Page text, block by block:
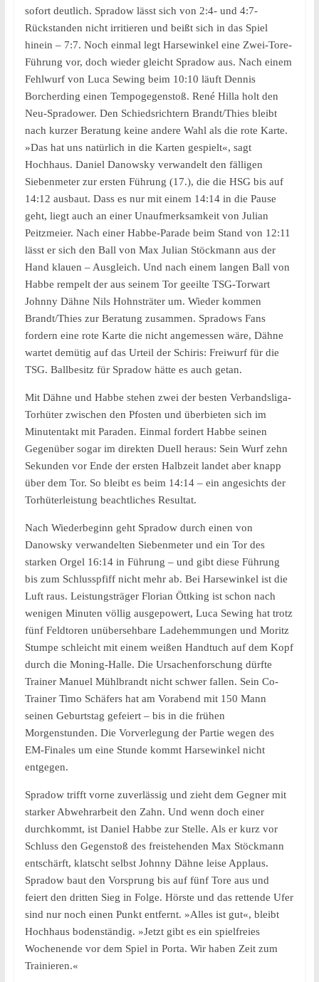
sofort deutlich. Spradow lässt sich von 2:4- und 4:7-
Rückstanden nicht irritieren und beißt sich in das Spiel
hinein – 7:7. Noch einmal legt Harsewinkel eine Zwei-Tore-
Führung vor, doch wieder gleicht Spradow aus. Nach einem
Fehlwurf von Luca Sewing beim 10:10 läuft Dennis
Borcherding einen Tempogegenstoß. René Hilla holt den
Neu-Spradower. Den Schiedsrichtern Brandt/Thies bleibt
nach kurzer Beratung keine andere Wahl als die rote Karte.
»Das hat uns natürlich in die Karten gespielt«, sagt
Hochhaus. Daniel Danowsky verwandelt den fälligen
Siebenmeter zur ersten Führung (17.), die die HSG bis auf
14:12 ausbaut. Dass es nur mit einem 14:14 in die Pause
geht, liegt auch an einer Unaufmerksamkeit von Julian
Peitzmeier. Nach einer Habbe-Parade beim Stand von 12:11
lässt er sich den Ball von Max Julian Stöckmann aus der
Hand klauen – Ausgleich. Und nach einem langen Ball von
Habbe rempelt der aus seinem Tor geeilte TSG-Torwart
Johnny Dähne Nils Hohnsträter um. Wieder kommen
Brandt/Thies zur Beratung zusammen. Spradows Fans
fordern eine rote Karte die nicht angemessen wäre, Dähne
wartet demütig auf das Urteil der Schiris: Freiwurf für die
TSG. Ballbesitz für Spradow hätte es auch getan.
Mit Dähne und Habbe stehen zwei der besten Verbandsliga-
Torhüter zwischen den Pfosten und überbieten sich im
Minutentakt mit Paraden. Einmal fordert Habbe seinen
Gegenüber sogar im direkten Duell heraus: Sein Wurf zehn
Sekunden vor Ende der ersten Halbzeit landet aber knapp
über dem Tor. So bleibt es beim 14:14 – ein angesichts der
Torhüterleistung beachtliches Resultat.
Nach Wiederbeginn geht Spradow durch einen von
Danowsky verwandelten Siebenmeter und ein Tor des
starken Orgel 16:14 in Führung – und gibt diese Führung
bis zum Schlusspfiff nicht mehr ab. Bei Harsewinkel ist die
Luft raus. Leistungsträger Florian Öttking ist schon nach
wenigen Minuten völlig ausgepowert, Luca Sewing hat trotz
fünf Feldtoren unübersehbare Ladehemmungen und Moritz
Stumpe schleicht mit einem weißen Handtuch auf dem Kopf
durch die Moning-Halle. Die Ursachenforschung dürfte
Trainer Manuel Mühlbrandt nicht schwer fallen. Sein Co-
Trainer Timo Schäfers hat am Vorabend mit 150 Mann
seinen Geburtstag gefeiert – bis in die frühen
Morgenstunden. Die Vorverlegung der Partie wegen des
EM-Finales um eine Stunde kommt Harsewinkel nicht
entgegen.
Spradow trifft vorne zuverlässig und zieht dem Gegner mit
starker Abwehrarbeit den Zahn. Und wenn doch einer
durchkommt, ist Daniel Habbe zur Stelle. Als er kurz vor
Schluss den Gegenstoß des freistehenden Max Stöckmann
entschärft, klatscht selbst Johnny Dähne leise Applaus.
Spradow baut den Vorsprung bis auf fünf Tore aus und
feiert den dritten Sieg in Folge. Hörste und das rettende Ufer
sind nur noch einen Punkt entfernt. »Alles ist gut«, bleibt
Hochhaus bodenständig. »Jetzt gibt es ein spielfreies
Wochenende vor dem Spiel in Porta. Wir haben Zeit zum
Trainieren.«